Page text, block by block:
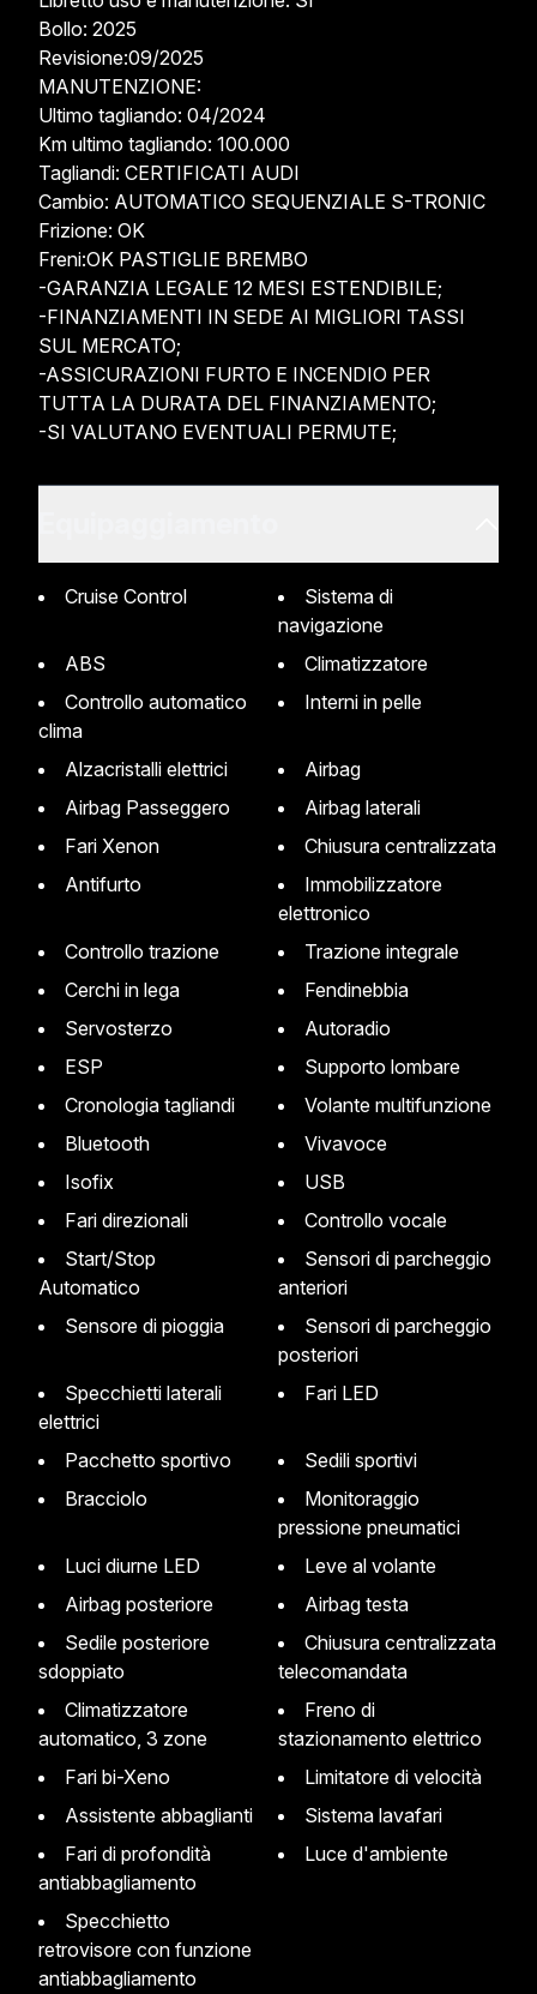
Bollo: 2025
Revisione:09/2025
MANUTENZIONE:
Ultimo tagliando: 04/2024
Km ultimo tagliando: 100.000
Tagliandi: CERTIFICATI AUDI
Cambio: AUTOMATICO SEQUENZIALE S-TRONIC
Frizione: OK
Freni:OK PASTIGLIE BREMBO
-GARANZIA LEGALE 12 MESI ESTENDIBILE;
-FINANZIAMENTI IN SEDE AI MIGLIORI TASSI
SUL MERCATO;
-ASSICURAZIONI FURTO E INCENDIO PER
TUTTA LA DURATA DEL FINANZIAMENTO;
-SI VALUTANO EVENTUALI PERMUTE;
Cruise Control
Sistema di
navigazione
ABS
Climatizzatore
Controllo automatico
clima
Interni in pelle
Alzacristalli elettrici
Airbag
Airbag Passeggero
Airbag laterali
Fari Xenon
Chiusura centralizzata
Antifurto
Immobilizzatore
elettronico
Controllo trazione
Trazione integrale
Cerchi in lega
Fendinebbia
Servosterzo
Autoradio
ESP
Supporto lombare
Cronologia tagliandi
Volante multifunzione
Bluetooth
Vivavoce
Isofix
USB
Fari direzionali
Controllo vocale
Start/Stop
Automatico
Sensori di parcheggio
anteriori
Sensore di pioggia
Sensori di parcheggio
posteriori
Specchietti laterali
elettrici
Fari LED
Pacchetto sportivo
Sedili sportivi
Bracciolo
Monitoraggio
pressione pneumatici
Luci diurne LED
Leve al volante
Airbag posteriore
Airbag testa
Sedile posteriore
sdoppiato
Chiusura centralizzata
telecomandata
Climatizzatore
automatico, 3 zone
Freno di
stazionamento elettrico
Fari bi-Xeno
Limitatore di velocità
Assistente abbaglianti
Sistema lavafari
Fari di profondità
antiabbagliamento
Luce d'ambiente
Specchietto
retrovisore con funzione
antiabbagliamento